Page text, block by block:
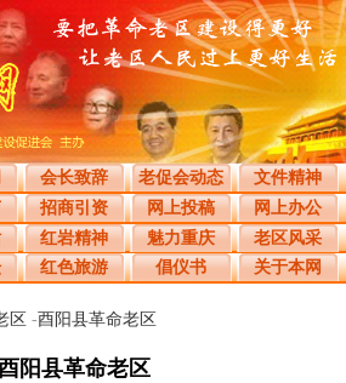
会长致辞 老促会动态
文件精神
招商引资 网上投稿
网上办公
红岩精神 魅力重庆
老区风采
红色旅游 倡仪书 关于本网
区 -酉阳县革命老区
阳县革命老区